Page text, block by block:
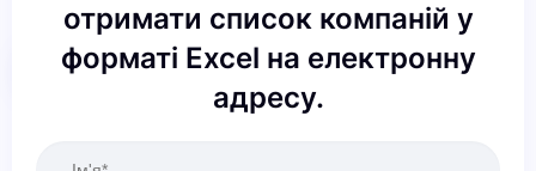
Скинути Застосовувати
отримати список компаній у
форматі Excel на електронну
адресу.